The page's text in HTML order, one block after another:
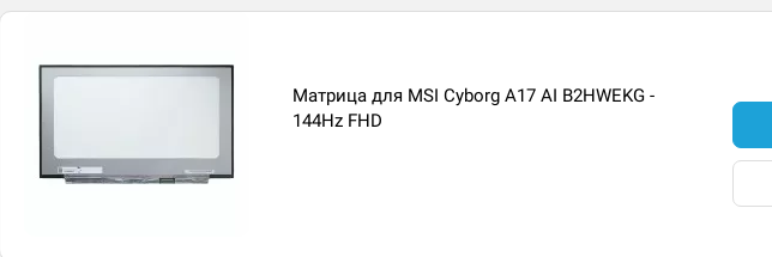
Матрица для MSI Cyborg A17 AI B2HWEKG -
144Hz FHD